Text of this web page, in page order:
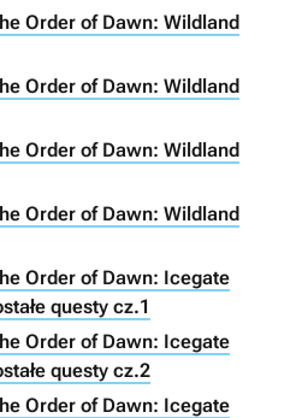
Order of Dawn: Wildland
Order of Dawn: Wildland
Order of Dawn: Wildland
Order of Dawn: Wildland
Order of Dawn: Icegate
questy cz.1
Order of Dawn: Icegate
questy cz.2
Order of Dawn: Icegate